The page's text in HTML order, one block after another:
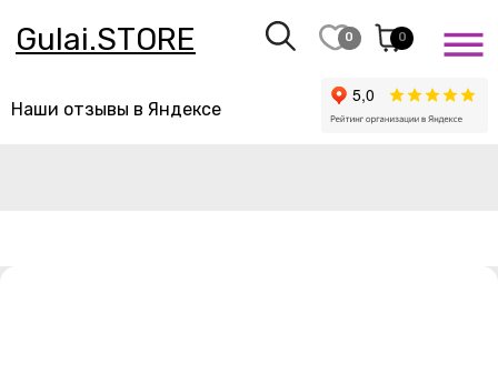
0
Gulai.STORE
Наши отзывы в Яндексе